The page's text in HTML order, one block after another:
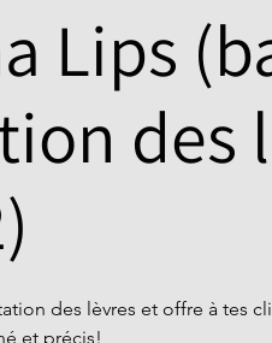
Lips
des
des lèvres et offre à tes
et précis!